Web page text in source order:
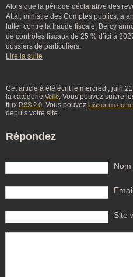
Alors que la période déclarative des
Attal, ministre des Comptes publics, a
lutter contre la fraude fiscale. Bercy
de contrôles fiscaux de 25 % d’ici à
dossiers de particuliers.
Lire la suite
Cet article à été écrit le mercredi, juin
la catégorie Veille. Vous pouvez suivre
flux RSS 2.0. Vous pouvez laisser un
depuis votre site.
Répondez
Site